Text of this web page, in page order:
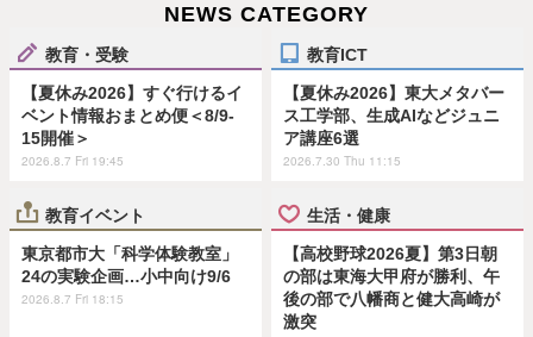
NEWS CATEGORY
教育・受験
【夏休み2026】すぐ行けるイ
ベント情報おまとめ便＜8/9-
15開催＞
2026.8.7 Fri 19:45
教育ICT
【夏休み2026】東大メタバー
ス工学部、生成AIなどジュニ
ア講座6選
2026.7.30 Thu 11:15
教育イベント
東京都市大「科学体験教室」
24の実験企画…小中向け9/6
2026.8.7 Fri 18:15
生活・健康
【高校野球2026夏】第3日朝
の部は東海大甲府が勝利、午
後の部で八幡商と健大高崎が
激突